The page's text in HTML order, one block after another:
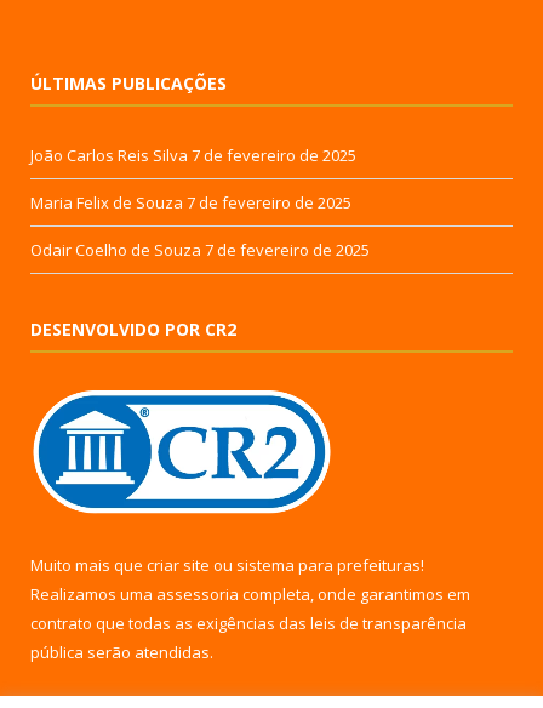
ÚLTIMAS PUBLICAÇÕES
João Carlos Reis Silva 7 de fevereiro de 2025
Maria Felix de Souza 7 de fevereiro de 2025
Odair Coelho de Souza 7 de fevereiro de 2025
DESENVOLVIDO POR CR2
Muito mais que criar site ou sistema para prefeituras!
Realizamos uma assessoria completa, onde garantimos em
contrato que todas as exigências das leis de transparência
pública serão atendidas.